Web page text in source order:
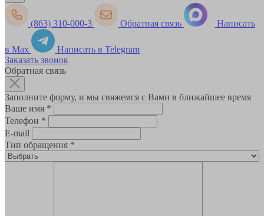
(863) 310-000-3 Обратная связь Написать
в Max
Написать в Telegram
Заказать звонок
Обратная связь
Заполните форму, и мы свяжемся с Вами в ближайшее время
Ваше имя *
Телефон *
E-mail
Тип обращения *